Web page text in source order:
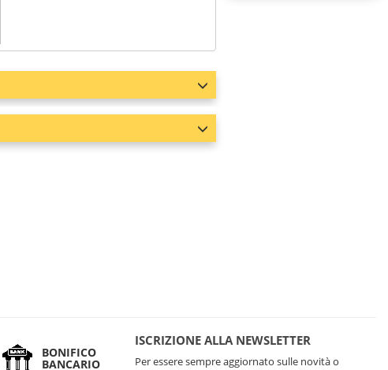
BONIFICO
BANCARIO
ISCRIZIONE ALLA NEWSLETTER
Per essere sempre aggiornato sulle novità o